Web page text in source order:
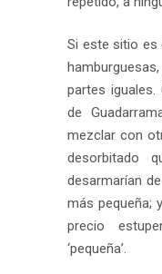
Si este sitio es
partes iguales.
de
mezclar con
desorbitado
desarmarían
más pequeña;
precio
‘pequeña’.